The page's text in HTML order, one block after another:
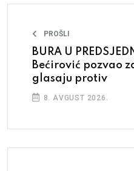
PROŠLI
BURA U
Bećirović pozvao
glasaju protiv
8. AVGUST 2026.